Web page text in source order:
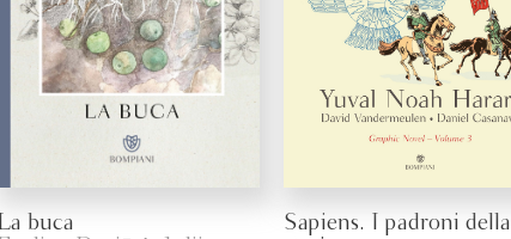
La buca
Sapiens. I padroni della